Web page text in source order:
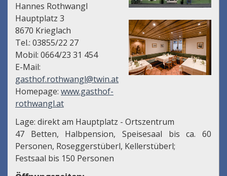
Hannes Rothwangl
Hauptplatz 3
8670 Krieglach
Tel.: 03855/22 27
Mobil: 0664/23 31 454
E-Mail:
gasthof.rothwangl@twin.at
Homepage: www.gasthof-
rothwangl.at
Lage: direkt am Hauptplatz - Ortszentrum
47 Betten, Halbpension, Speisesaal bis ca. 60
Personen, Roseggerstüberl, Kellerstüberl;
Festsaal bis 150 Personen